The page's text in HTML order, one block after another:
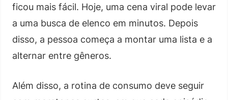
ficou mais fácil. Hoje, uma cena viral pode levar
a uma busca de elenco em minutos. Depois
disso, a pessoa começa a montar uma lista e a
alternar entre gêneros.
Além disso, a rotina de consumo deve seguir